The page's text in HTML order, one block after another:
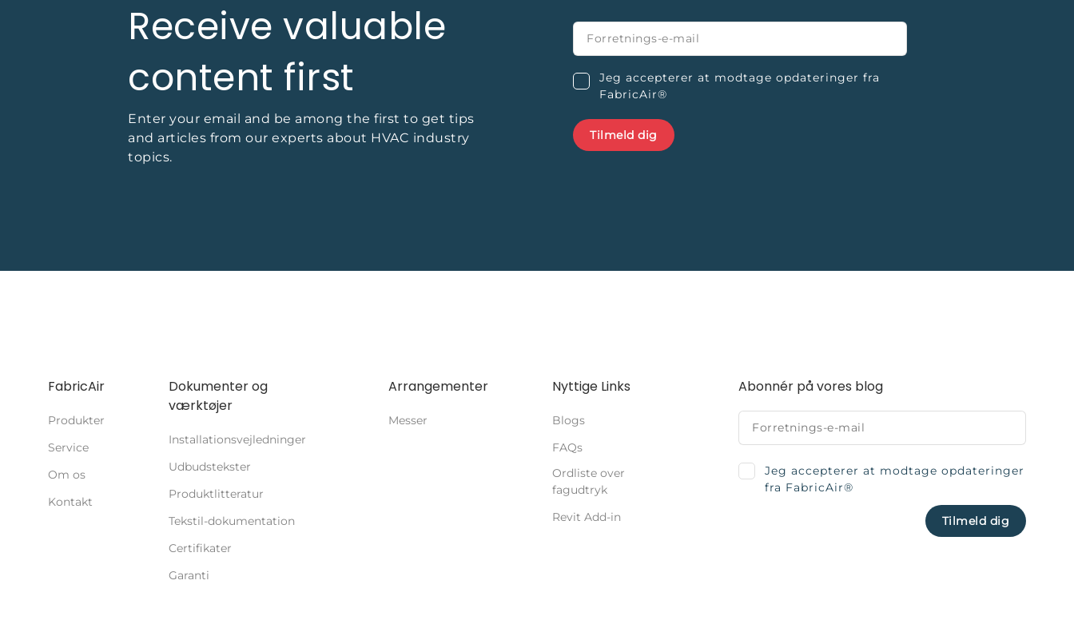
Receive valuable
content first
Enter your email and be among the first to get tips
and articles from our experts about HVAC industry
topics.
Jeg accepterer at modtage opdateringer fra
FabricAir®
FabricAir
Produkter
Service
Om os
Kontakt
Dokumenter og
værktøjer
Installationsvejledninger
Udbudstekster
Produktlitteratur
Tekstil-dokumentation
Certifikater
Garanti
Arrangementer
Messer
Nyttige Links
Blogs
FAQs
Ordliste over
fagudtryk
Revit Add-in
Abonnér på vores blog
Jeg accepterer at modtage opdateringer
fra FabricAir®